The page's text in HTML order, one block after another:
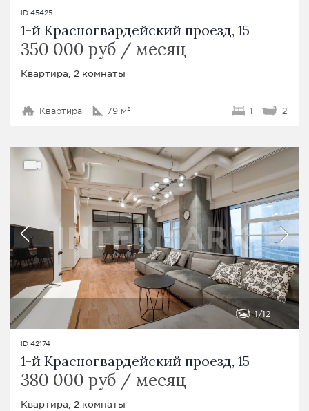
ID 45425
1-й Красногвардейский проезд, 15
350 000 руб / месяц
Квартира, 2 комнаты
Квартира 79 м² 1 2
1 12
ID 42174
1-й Красногвардейский проезд, 15
380 000 руб / месяц
Квартира, 2 комнаты